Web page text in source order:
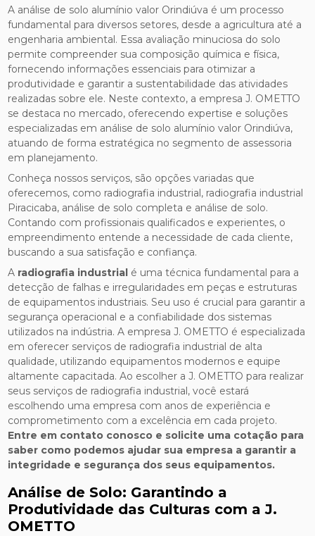
A análise de solo alumínio valor Orindiúva é um processo
fundamental para diversos setores, desde a agricultura até a
engenharia ambiental. Essa avaliação minuciosa do solo
permite compreender sua composição química e física,
fornecendo informações essenciais para otimizar a
produtividade e garantir a sustentabilidade das atividades
realizadas sobre ele. Neste contexto, a empresa J. OMETTO
se destaca no mercado, oferecendo expertise e soluções
especializadas em análise de solo alumínio valor Orindiúva,
atuando de forma estratégica no segmento de assessoria
em planejamento.
Conheça nossos serviços, são opções variadas que
oferecemos, como radiografia industrial, radiografia industrial
Piracicaba, análise de solo completa e análise de solo.
Contando com profissionais qualificados e experientes, o
empreendimento entende a necessidade de cada cliente,
buscando a sua satisfação e confiança.
A radiografia industrial é uma técnica fundamental para a
detecção de falhas e irregularidades em peças e estruturas
de equipamentos industriais. Seu uso é crucial para garantir a
segurança operacional e a confiabilidade dos sistemas
utilizados na indústria. A empresa J. OMETTO é especializada
em oferecer serviços de radiografia industrial de alta
qualidade, utilizando equipamentos modernos e equipe
altamente capacitada. Ao escolher a J. OMETTO para realizar
seus serviços de radiografia industrial, você estará
escolhendo uma empresa com anos de experiência e
comprometimento com a excelência em cada projeto.
Entre em contato conosco e solicite uma cotação para
saber como podemos ajudar sua empresa a garantir a
integridade e segurança dos seus equipamentos.
Análise de Solo: Garantindo a
Produtividade das Culturas com a J.
OMETTO